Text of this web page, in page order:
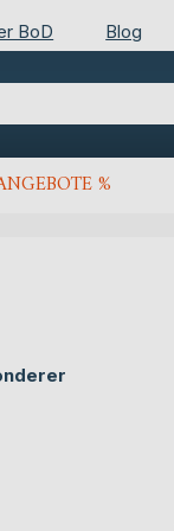
BoD Blog
%